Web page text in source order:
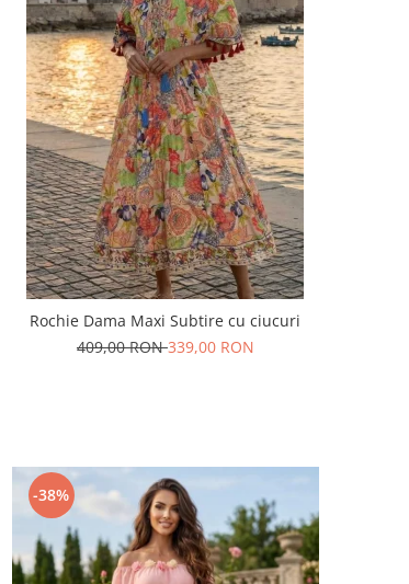
Rochie Dama Maxi Subtire cu ciucuri
409,00 RON339,00 RON
-38%